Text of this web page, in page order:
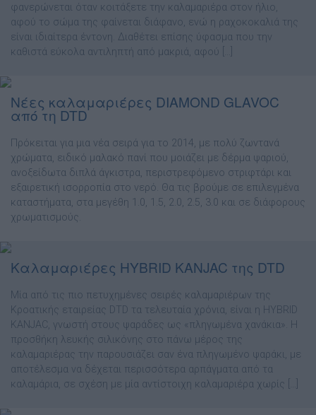
φανερώνεται όταν κοιτάξετε την καλαμαριέρα στον ήλιο,
αφού το σώμα της φαίνεται διάφανο, ενώ η ραχοκοκαλιά της
είναι ιδιαίτερα έντονη. Διαθέτει επίσης ύφασμα που την
καθιστά εύκολα αντιληπτή από μακριά, αφού […]
Νέες καλαμαριέρες DIAMOND GLAVOC
από τη DTD
Πρόκειται για μια νέα σειρά για το 2014, με πολύ ζωντανά
χρώματα, ειδικό μαλακό πανί που μοιάζει με δέρμα ψαριού,
ανοξείδωτα διπλά άγκιστρα, περιστρεφόμενο στριφτάρι και
εξαιρετική ισορροπία στο νερό. Θα τις βρούμε σε επιλεγμένα
καταστήματα, στα μεγέθη 1.0, 1.5, 2.0, 2.5, 3.0 και σε διάφορους
χρωματισμούς.
Καλαμαριέρες HYBRID KANJAC της DTD
Μία από τις πιο πετυχημένες σειρές καλαμαριέρων της
Κροατικής εταιρείας DTD τα τελευταία χρόνια, είναι η HYBRID
KANJAC, γνωστή στους ψαράδες ως «πληγωμένα χανάκια». Η
προσθήκη λευκής σιλικόνης στο πάνω μέρος της
καλαμαριέρας την παρουσιάζει σαν ένα πληγωμένο ψαράκι, με
αποτέλεσμα να δέχεται περισσότερα αρπάγματα από τα
καλαμάρια, σε σχέση με μία αντίστοιχη καλαμαριέρα χωρίς […]